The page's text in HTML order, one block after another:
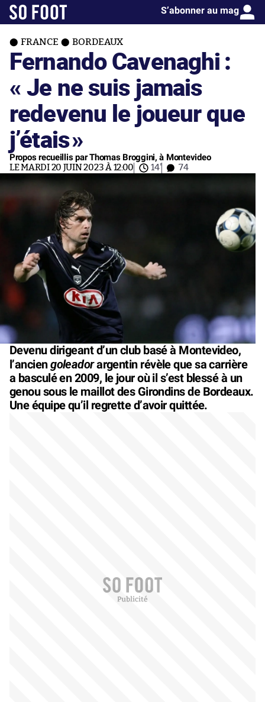
S’abonner au mag
FRANCE BORDEAUX
Fernando Cavenaghi :
« Je ne suis jamais
redevenu le joueur que
j’étais»
Propos recueillis par Thomas Broggini, à Montevideo
LE MARDI 20 JUIN 2023 À 12:00 14' 74
Devenu dirigeant d’un club basé à Montevideo,
l’anciengoleadorargentin révèle que sa carrière
a basculé en 2009, le jour où il s’est blessé à un
genou sous le maillot des Girondins de Bordeaux.
Une équipe qu’il regrette d’avoir quittée.